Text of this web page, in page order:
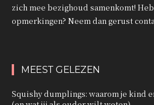
zich mee bezighoud samenkomt!
opmerkingen? Neem dan gerust
MEEST GELEZEN
Squishy dumplings: waarom je kind